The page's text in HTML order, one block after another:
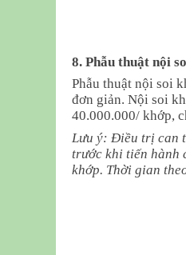
8. Phẫu thuật nội
Phẫu thuật nội soi
đơn giản. Nội soi
40.000.000/ khớp,
Lưu ý: Điều trị can
trước khi tiến hành
khớp. Thời gian